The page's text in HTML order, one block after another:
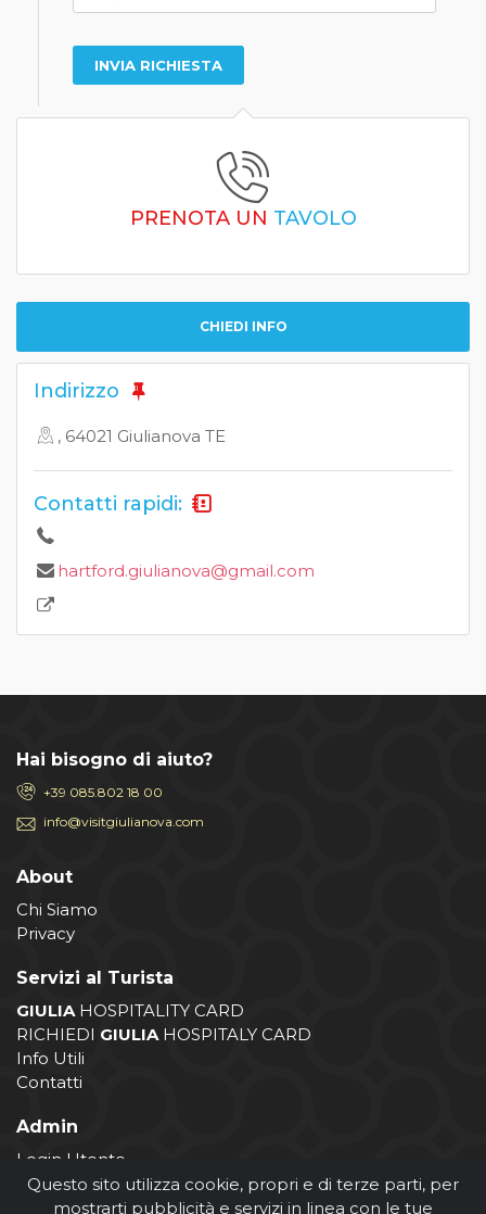
PRENOTA UN TAVOLO
CHIEDI INFO
Indirizzo
, 64021 Giulianova TE
Contatti rapidi:
hartford.giulianova@gmail.com
Hai bisogno di aiuto?
+39 085.802 18 00
info@visitgiulianova.com
About
Chi Siamo
Privacy
Servizi al Turista
GIULIA HOSPITALITY CARD
RICHIEDI GIULIA HOSPITALY CARD
Info Utili
Contatti
Admin
Login Utente
Login Operatore
Registrazione Operatore
Questo sito utilizza cookie, propri e di terze parti, per
mostrarti pubblicità e servizi in linea con le tue